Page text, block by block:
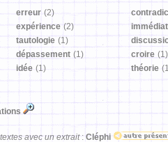
erreur (2)
expérience (2)
immédiat
tautologie (1)
dépassement (1) croire (1)
idée (1) théorie
textes avec un extrait: Cléphi